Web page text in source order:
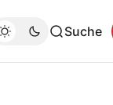
Suche